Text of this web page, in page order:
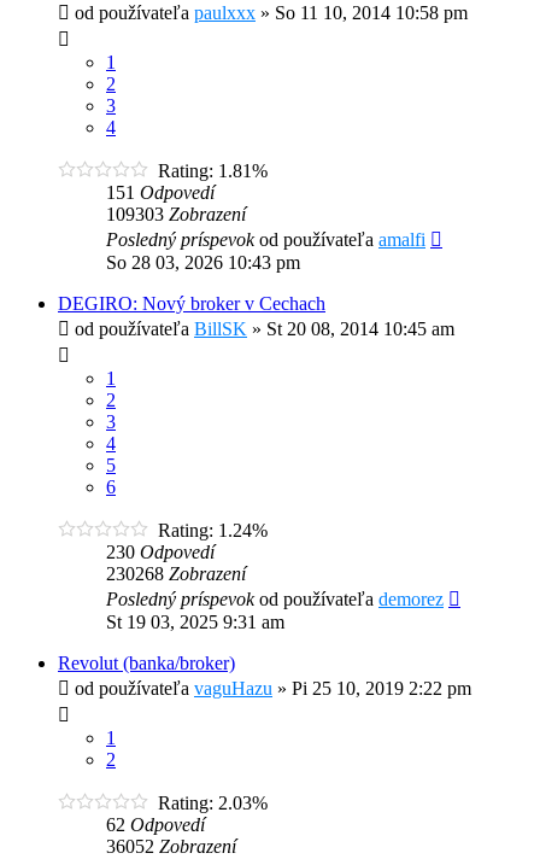
od používateľa paulxxx » So 11 10, 2014 10:58 pm
1
2
3
4
Rating: 1.81%
151 Odpovedí
109303 Zobrazení
Posledný príspevokod používateľa amalfi
So 28 03, 2026 10:43 pm
DEGIRO: Nový broker v Cechach
od používateľa BillSK » St 20 08, 2014 10:45 am
1
2
3
4
5
6
Rating: 1.24%
230 Odpovedí
230268 Zobrazení
Posledný príspevokod používateľa demorez
St 19 03, 2025 9:31 am
Revolut (banka/broker)
od používateľa vaguHazu » Pi 25 10, 2019 2:22 pm
1
2
Rating: 2.03%
62 Odpovedí
36052 Zobrazení